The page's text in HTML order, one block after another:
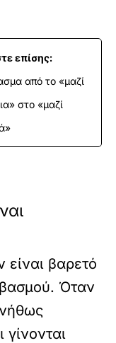
επίσης:
από το «μαζί
στο «μαζί
είναι βαρετό
Όταν